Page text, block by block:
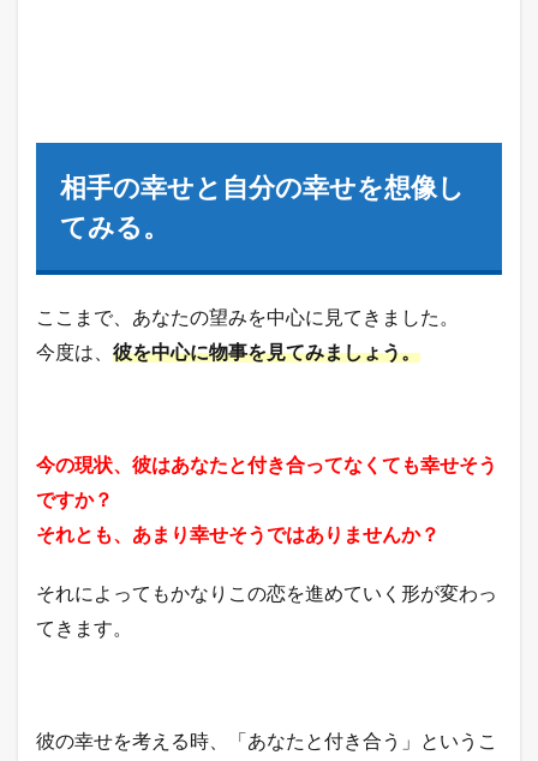
相手の幸せと自分の幸せを想像し
てみる。
ここまで、あなたの望みを中心に見てきました。
今度は、 彼を中心に物事を見てみましょう。
今の現状、彼はあなたと付き合ってなくても幸せそう
ですか？
それとも、あまり幸せそうではありませんか？
それによってもかなりこの恋を進めていく形が変わっ
てきます。
彼の幸せを考える時、「あなたと付き合う」というこ